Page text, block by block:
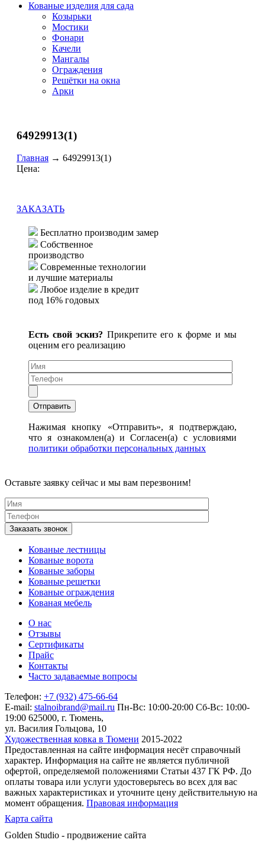
Кованые изделия для сада
Козырьки
Мостики
Фонари
Качели
Мангалы
Ограждения
Решётки на окна
Арки
64929913(1)
Главная → 64929913(1)
Цена:
ЗАКАЗАТЬ
Бесплатно производим замер
Собственное
производство
Современные технологии
и лучшие материалы
Любое изделие в кредит
под 16% годовых
Есть свой эскиз? Прикрепите его к форме и мы
оценим его реализацию
Нажимая кнопку «Отправить», я подтверждаю,
что я ознакомлен(а) и Согласен(а) с условиями
политики обработки персональных данных
Оставьте заявку сейчас и мы вам перезвоним!
Кованые лестницы
Кованые ворота
Кованые заборы
Кованые решетки
Кованые ограждения
Кованая мебель
О нас
Отзывы
Сертификаты
Прайс
Контакты
Часто задаваемые вопросы
Телефон: +7 (932) 475-66-64
E-mail: stalnoibrand@mail.ru Пн-Вс: 10:00-20:00 Сб-Вс: 10:00-
19:00 625000, г. Тюмень,
ул. Василия Гольцова, 10
Художественная ковка в Тюмени 2015-2022
Предоставленная на сайте информация несёт справочный
характер. Информация на сайте не является публичной
офертой, определяемой положениями Статьи 437 ГК РФ. До
оплаты товара или услуги удостоверьтесь во всех для вас
важных характеристиках и уточните цену действительную на
момент обращения. Правовая информация
Карта сайта
Golden Studio - продвижение сайта